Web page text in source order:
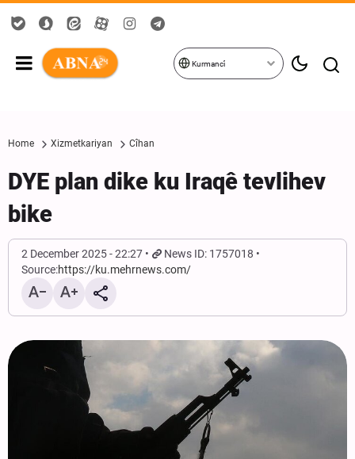
Kurmancî
Home Xizmetkariyan Cîhan
DYE plan dike ku Iraqê tevlihev
bike
2 December 2025 - 22:27
News ID: 1757018
Source:https://ku.mehrnews.com/